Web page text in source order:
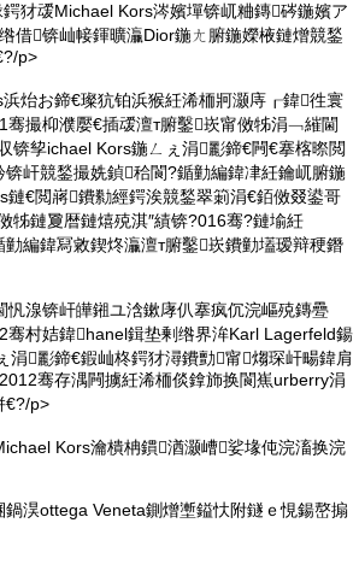
犲叆Michael Kors涔嬪墠锛屼粬鏄硶鍦嬪ア
借锛屾帹鍕曠灜Dior鍦ㄤ腑鍦嬫棭鏈熷競鍫
p>
炲お鍗€璨犺铂浜猴紝浠栭牁灏庤┎鍏徃寰
撮枊濮嬮€插叆澶т腑鑿崁甯傚牬涓﹁繀閫
锛孧ichael Kors鍦ㄥぇ涓彲鍗€闁€搴楁暩閲
屽競鍫撮姺鍞秴閬?鍎勭編鍏冿紝鑰屼腑鍦
鏈€閲嶈鐨勬經鍔涘競鍫翠箣涓€銆傚叕鍙哥
牬鏈夐暦鏈熺殑淇″績锛?016骞?鏈堬紝
編鍏冩敹鍥炵灜澶т腑鑿崁鐨勭壒瑷辩稉鐕
忛湶锛屽皣鎺ユ浛鏉庨仈搴疯伔浣嶇殑鏄疉
骞村姞鍏hanel鍓垫剰绺界洠Karl Lagerfeld鍚
涓彲鍗€鍜屾柊鍔犲潯鐨勯甯煼琛屽畼鍏肩
骞存湡闁擄紝浠栭倓鎿斾换閬嶣urberry涓
€?/p>
Kors瀹樻柟鏆湭灏嶆娑堟伅浣滀换浣
淏ottega Veneta鍘熷壍鎰忕附鐩ｅ悓鍚嶅搧